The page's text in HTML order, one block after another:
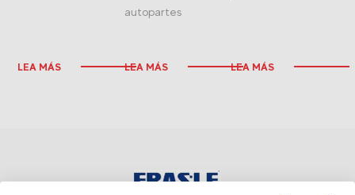
LEA MÁS
autopartes
LEA MÁS LEA MÁS